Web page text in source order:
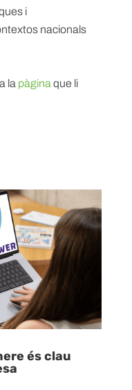
i
nacionals
la pàgina que li
és clau